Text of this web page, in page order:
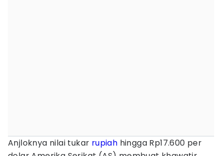
Anjloknya nilai tukar rupiah hingga Rp17.600 per